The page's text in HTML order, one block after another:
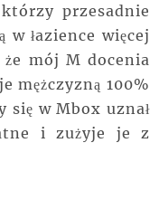
przesadnie
w łazience więcej
mój M docenia
mężczyzną 100%
się w Mbox uznał
i zużyje je z